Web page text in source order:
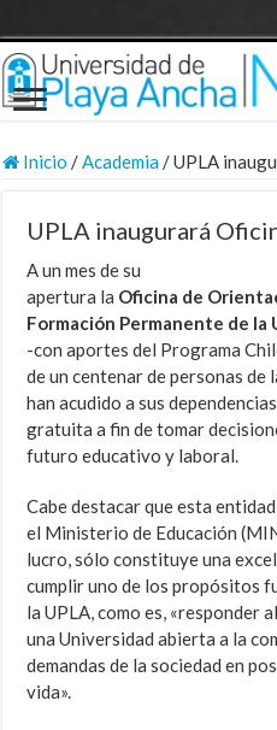
Inicio /Academia/UPLA
UPLA inaugurará
A un mes de su
apertura la Oficina de
Formación Permanente de la
-con aportes del Programa
de un centenar de personas de
han acudido a sus
gratuita a fin de tomar
futuro educativo y laboral.
Cabe destacar que esta
el Ministerio de Educación
lucro, sólo constituye una
cumplir uno de los propósitos
la UPLA, como es, «responder
una Universidad abierta a la
demandas de la sociedad en
vida».